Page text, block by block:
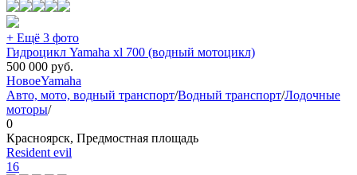
+ Ещё 3 фото
Гидроцикл Yamaha xl 700 (водный мотоцикл)
500 000 руб.
НовоеYamaha
Авто, мото, водный транспорт/Водный транспорт/Лодочные
моторы/
0
Красноярск, Предмостная площадь
Resident evil
16